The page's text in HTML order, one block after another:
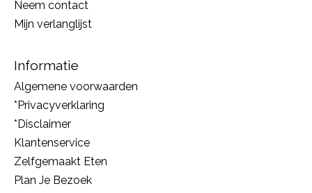
Neem contact
Mijn verlanglijst
Informatie
Algemene voorwaarden
*Privacyverklaring
*Disclaimer
Klantenservice
Zelfgemaakt Eten
Plan Je Bezoek